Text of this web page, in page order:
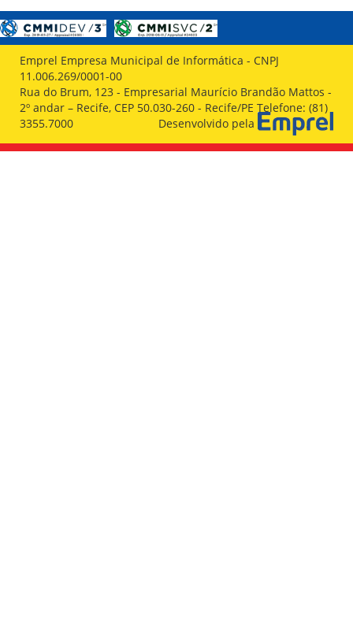
Emprel Empresa Municipal de Informática - CNPJ
11.006.269/0001-00
Rua do Brum, 123 - Empresarial Maurício Brandão Mattos -
2º andar – Recife, CEP 50.030-260 - Recife/PE Telefone: (81)
3355.7000
Desenvolvido pela